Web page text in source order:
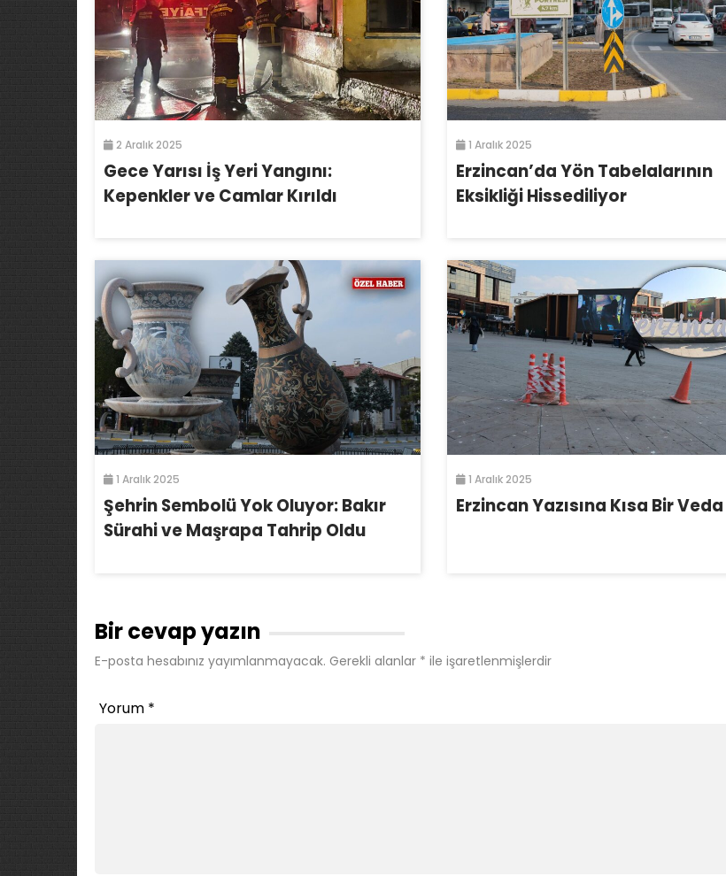
2 Aralık 2025
Gece Yarısı İş Yeri Yangını:
Kepenkler ve Camlar Kırıldı
1 Aralık 2025
Erzincan’da Yön Tabelalarının
Eksikliği Hissediliyor
1 Aralık 2025
Şehrin Sembolü Yok Oluyor: Bakır
Sürahi ve Maşrapa Tahrip Oldu
1 Aralık 2025
Erzincan Yazısına Kısa Bir Veda
Bir cevap yazın
E-posta hesabınız yayımlanmayacak. Gerekli alanlar * ile işaretlenmişlerdir
Yorum *